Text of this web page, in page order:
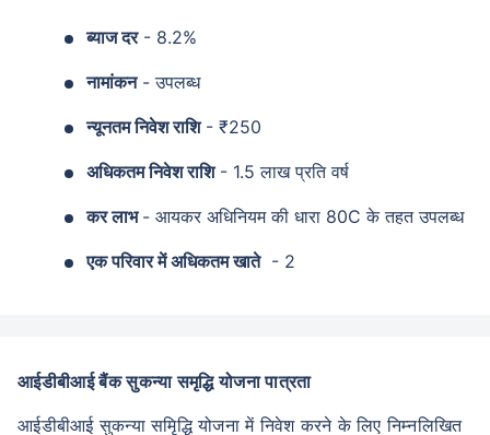
ब्याज दर- 8.2%
नामांकन- उपलब्ध
न्यूनतम निवेश राशि- ₹250
अधिकतम निवेश राशि- 1.5 लाख प्रति वर्ष
कर लाभ - आयकर अधिनियम की धारा 80C के तहत उपलब्ध
एक परिवार में अधिकतम खाते- 2
आईडीबीआई बैंक सुकन्या समृद्धि योजना पात्रता
आईडीबीआई सुकन्या समृिद्धि योजना में निवेश करने के लिए निम्नलिखित